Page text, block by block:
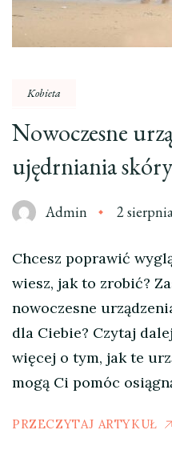
Kobieta
Nowoczesne
ujędrniania
Admin 2
Chcesz poprawić
wiesz, jak to zrobić?
nowoczesne
dla Ciebie? Czytaj
więcej o tym, jak te
mogą Ci pomóc
PRZECZYTAJ ARTYKUŁ